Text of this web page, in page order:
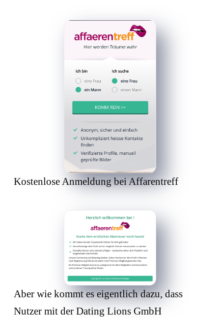
Kostenlose Anmeldung bei Affarentreff
Aber wie kommt es eigentlich dazu, dass
Nutzer mit der Dating Lions GmbH